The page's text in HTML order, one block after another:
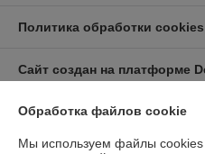
Политика обработки cookies
Сайт создан на платформе
Обработка файлов cookie
Мы используем файлы cookies